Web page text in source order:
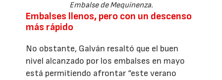
Embalse de Mequinenza.
Embalses llenos, pero con un descenso
más rápido
No obstante, Galván resaltó que el buen
nivel alcanzado por los embalses en mayo
está permitiendo afrontar “este verano